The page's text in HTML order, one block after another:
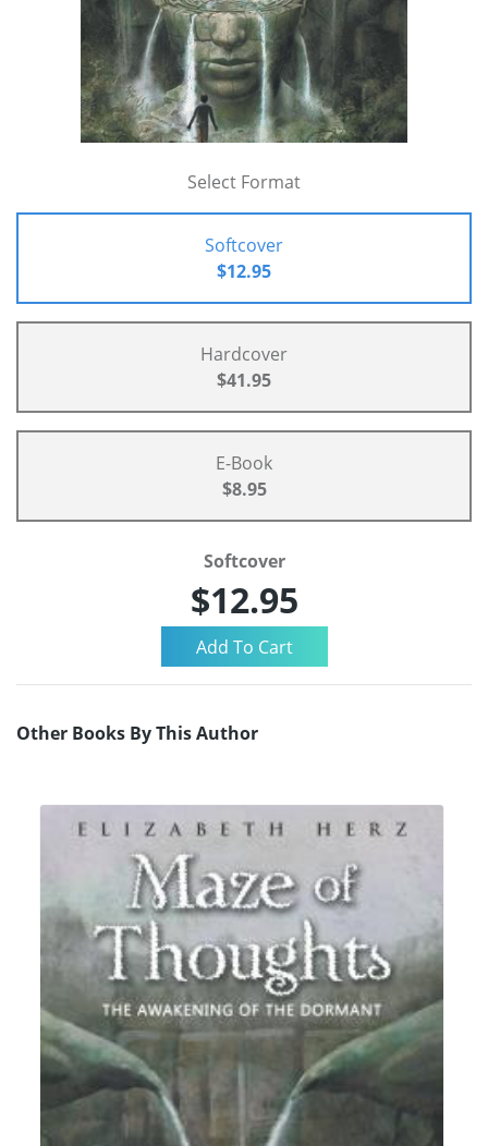
Select Format
Softcover
$12.95
Hardcover
$41.95
E-Book
$8.95
Softcover
$12.95
Other Books By This Author